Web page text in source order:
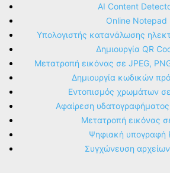
AI Content
Online Notepad
Υπολογιστής κατανάλωσης
Δημιουργία QR
Μετατροπή εικόνας σε JPEG,
Δημιουργία κωδικών
Εντοπισμός χρωμάτων
Αφαίρεση
Μετατροπή εικόνας
Ψηφιακή υπογραφή
Συγχώνευση